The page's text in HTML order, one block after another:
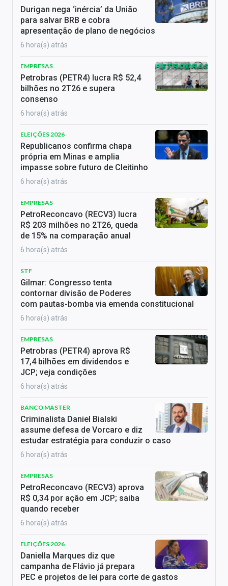
Durigan nega ‘inércia’ da União
para salvar BRB e cobra
apresentação de plano de negócios
6 hora(s) atrás
EMPRESAS
Petrobras (PETR4) lucra R$ 52,4
bilhões no 2T26 e supera
consenso
6 hora(s) atrás
ELEIÇÕES 2026
Republicanos confirma chapa
própria em Minas e amplia
impasse sobre futuro de Cleitinho
6 hora(s) atrás
EMPRESAS
PetroReconcavo (RECV3) lucra
R$ 203 milhões no 2T26, queda
de 15% na comparação anual
6 hora(s) atrás
STF
Gilmar: Congresso tenta
contornar divisão de Poderes
com pautas-bomba via emenda constitucional
6 hora(s) atrás
EMPRESAS
Petrobras (PETR4) aprova R$
17,4 bilhões em dividendos e
JCP; veja condições
6 hora(s) atrás
BANCO MASTER
Criminalista Daniel Bialski
assume defesa de Vorcaro e diz
estudar estratégia para conduzir o caso
6 hora(s) atrás
EMPRESAS
PetroReconcavo (RECV3) aprova
R$ 0,34 por ação em JCP; saiba
quando receber
6 hora(s) atrás
ELEIÇÕES 2026
Daniella Marques diz que
campanha de Flávio já prepara
PEC e projetos de lei para corte de gastos